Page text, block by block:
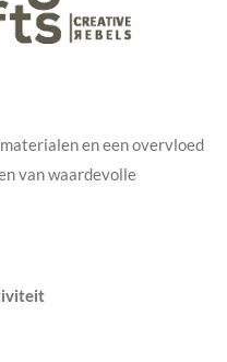
en een overvloed
van waardevolle